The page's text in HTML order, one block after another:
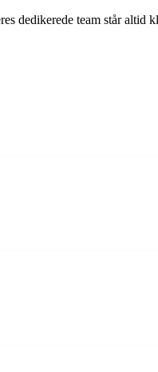
dedikerede team står